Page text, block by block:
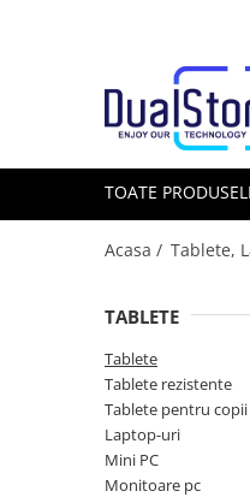
Producatori Telefoane
Telefoane mobile
Toate ( smart si clasice )
Telefoane cu proiector video
Telefoane (Smartphone) 5G
Telefoane cu camera termica
Telefoane clasice
Piese si accesorii telefoane
TOATE
Acasa / Tablete,
TABLETE
Tablete
Tablete rezistente
Tablete pentru copii
Laptop-uri
Mini PC
Monitoare pc